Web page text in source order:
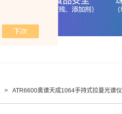
> ATR6600奥谱天成1064手持式拉曼光谱仪